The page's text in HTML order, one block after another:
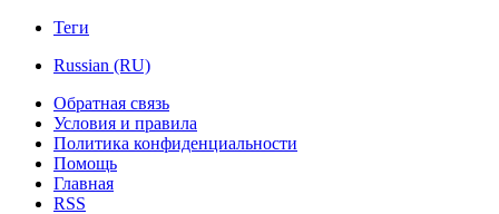
Теги
Russian (RU)
Обратная связь
Условия и правила
Политика конфиденциальности
Помощь
Главная
RSS